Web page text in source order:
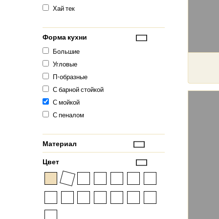
Хай тек
Форма кухни
Большие
Угловые
П-образные
С барной стойкой
С мойкой
С пеналом
Материал
Цвет